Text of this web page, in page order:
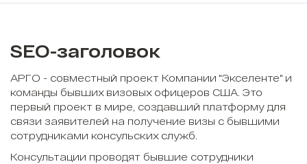
SEO-заголовок
АРГО - совместный проект Компании "Экселенте" и
команды бывших визовых офицеров США. Это
первый проект в мире, создавший платформу для
связи заявителей на получение визы с бывшими
сотрудниками консульских служб.
Консультации проводят бывшие сотрудники